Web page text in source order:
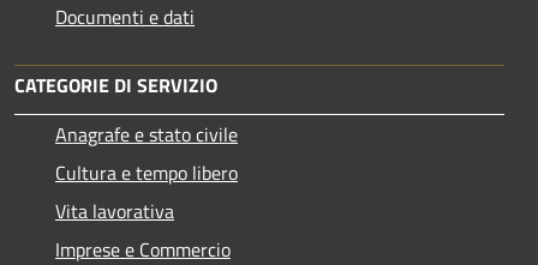
Documenti e dati
CATEGORIE DI SERVIZIO
Anagrafe e stato civile
Cultura e tempo libero
Vita lavorativa
Imprese e Commercio